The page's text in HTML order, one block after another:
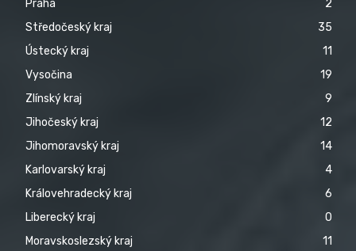
Praha
2
Středočeský kraj
35
Ústecký kraj
11
Vysočina
19
Zlínský kraj
9
Jihočeský kraj
12
Jihomoravský kraj
14
Karlovarský kraj
4
Královehradecký kraj
6
Liberecký kraj
0
Moravskoslezský kraj
11